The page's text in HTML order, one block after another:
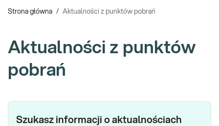
Strona główna / Aktualności z punktów pobrań
Aktualności z punktów
pobrań
Szukasz informacji o aktualnościach